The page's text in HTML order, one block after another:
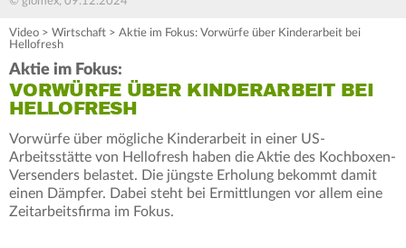
Video > Wirtschaft > Aktie im Fokus: Vorwürfe über Kinderarbeit bei
Hellofresh
Aktie im Fokus:
VORWÜRFE ÜBER KINDERARBEIT BEI
HELLOFRESH
Vorwürfe über mögliche Kinderarbeit in einer US-
Arbeitsstätte von Hellofresh haben die Aktie des Kochboxen-
Versenders belastet. Die jüngste Erholung bekommt damit
einen Dämpfer. Dabei steht bei Ermittlungen vor allem eine
Zeitarbeitsfirma im Fokus.